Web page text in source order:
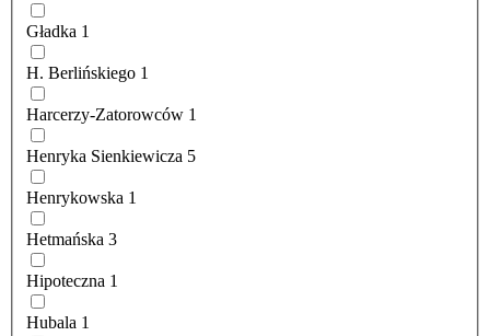
Gładka 1
H. Berlińskiego 1
Harcerzy-Zatorowców 1
Henryka Sienkiewicza 5
Henrykowska 1
Hetmańska 3
Hipoteczna 1
Hubala 1